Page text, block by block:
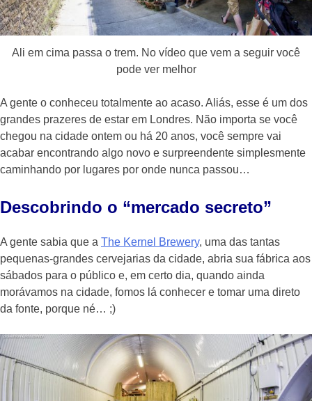
Ali em cima passa o trem. No vídeo que vem a seguir você
pode ver melhor
A gente o conheceu totalmente ao acaso. Aliás, esse é um dos
grandes prazeres de estar em Londres. Não importa se você
chegou na cidade ontem ou há 20 anos, você sempre vai
acabar encontrando algo novo e surpreendente simplesmente
caminhando por lugares por onde nunca passou…
Descobrindo o “mercado secreto”
A gente sabia que a The Kernel Brewery, uma das tantas
pequenas-grandes cervejarias da cidade, abria sua fábrica aos
sábados para o público e, em certo dia, quando ainda
morávamos na cidade, fomos lá conhecer e tomar uma direto
da fonte, porque né… ;)